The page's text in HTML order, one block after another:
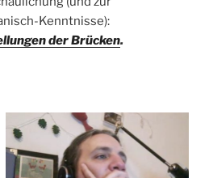
Kenntnisse):
der Brücken.